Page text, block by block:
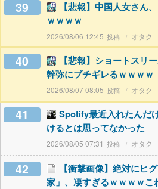
39
【悲報】中国人女さん
ｗｗｗｗ
2026/08/06 12:45 オタク
40
【悲報】ショートスリ
幹弥にブチギレるｗｗｗｗ
2026/08/07 08:05 オタク
41
Spotify最近入れたんだ
けるとは思ってなかった
2026/08/05 07:31 オタク
42
【衝撃画像】絶対にヒ
家」、凄すぎるｗｗｗｗ